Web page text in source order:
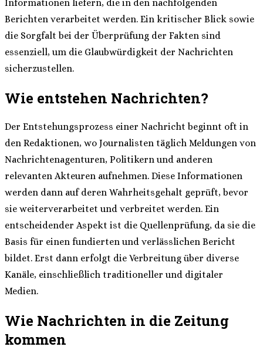
Informationen liefern, die in den nachfolgenden
Berichten verarbeitet werden. Ein kritischer Blick sowie
die Sorgfalt bei der Überprüfung der Fakten sind
essenziell, um die Glaubwürdigkeit der Nachrichten
sicherzustellen.
Wie entstehen Nachrichten?
Der Entstehungsprozess einer Nachricht beginnt oft in
den Redaktionen, wo Journalisten täglich Meldungen von
Nachrichtenagenturen, Politikern und anderen
relevanten Akteuren aufnehmen. Diese Informationen
werden dann auf deren Wahrheitsgehalt geprüft, bevor
sie weiterverarbeitet und verbreitet werden. Ein
entscheidender Aspekt ist die Quellenprüfung, da sie die
Basis für einen fundierten und verlässlichen Bericht
bildet. Erst dann erfolgt die Verbreitung über diverse
Kanäle, einschließlich traditioneller und digitaler
Medien.
Wie Nachrichten in die Zeitung
kommen